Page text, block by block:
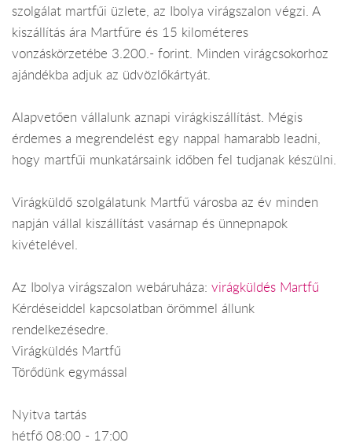
szolgálat martfűi üzlete, az Ibolya virágszalon végzi. A
kiszállítás ára Martfűre és 15 kilométeres
vonzáskörzetébe 3.200.- forint. Minden virágcsokorhoz
ajándékba adjuk az üdvözlőkártyát.
Alapvetően vállalunk aznapi virágkiszállítást. Mégis
érdemes a megrendelést egy nappal hamarabb leadni,
hogy martfűi munkatársaink időben fel tudjanak készülni.
Virágküldő szolgálatunk Martfű városba az év minden
napján vállal kiszállítást vasárnap és ünnepnapok
kivételével.
Az Ibolya virágszalon webáruháza: virágküldés Martfű
Kérdéseiddel kapcsolatban örömmel állunk
rendelkezésedre.
Virágküldés Martfű
Törődünk egymással
Nyitva tartás
hétfő 08:00 - 17:00